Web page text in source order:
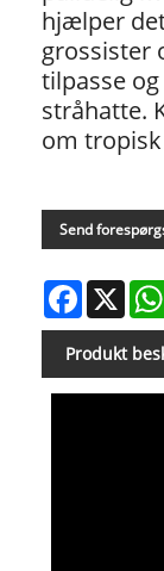
hjælper
grossister
tilpasse
stråhatte.
om
Send
Facebook
X
Produkt